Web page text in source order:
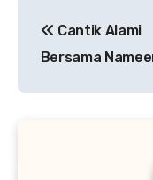
pos
Cantik Alami
Bersama